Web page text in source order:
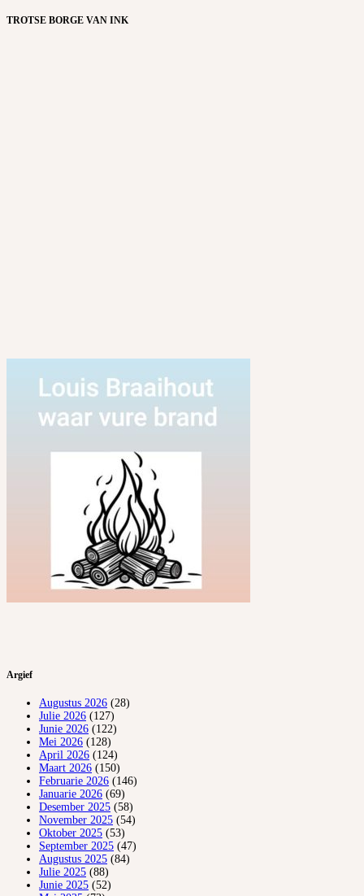
TROTSE BORGE VAN INK
Argief
Augustus 2026 (28)
Julie 2026 (127)
Junie 2026 (122)
Mei 2026 (128)
April 2026 (124)
Maart 2026 (150)
Februarie 2026 (146)
Januarie 2026 (69)
Desember 2025 (58)
November 2025 (54)
Oktober 2025 (53)
September 2025 (47)
Augustus 2025 (84)
Julie 2025 (88)
Junie 2025 (52)